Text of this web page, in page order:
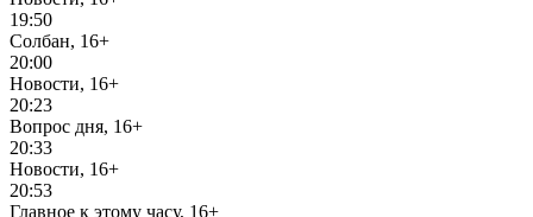
19:50
Солбан, 16+
20:00
Новости, 16+
20:23
Вопрос дня, 16+
20:33
Новости, 16+
20:53
Главное к этому часу, 16+